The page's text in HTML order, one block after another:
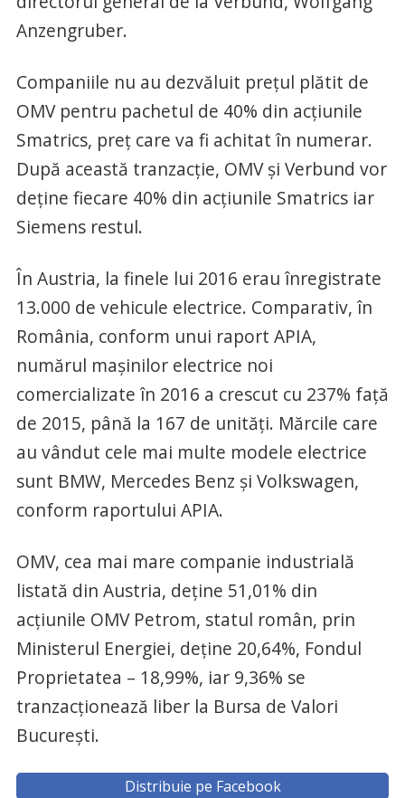
Anzengruber.
Companiile nu au dezvăluit preţul plătit de
OMV pentru pachetul de 40% din acţiunile
Smatrics, preţ care va fi achitat în numerar.
După această tranzacţie, OMV şi Verbund vor
deţine fiecare 40% din acţiunile Smatrics iar
Siemens restul.
În Austria, la finele lui 2016 erau înregistrate
13.000 de vehicule electrice. Comparativ, în
România, conform unui raport APIA,
numărul maşinilor electrice noi
comercializate în 2016 a crescut cu 237% faţă
de 2015, până la 167 de unităţi. Mărcile care
au vândut cele mai multe modele electrice
sunt BMW, Mercedes Benz şi Volkswagen,
conform raportului APIA.
OMV, cea mai mare companie industrială
listată din Austria, deţine 51,01% din
acţiunile OMV Petrom, statul român, prin
Ministerul Energiei, deţine 20,64%, Fondul
Proprietatea – 18,99%, iar 9,36% se
tranzacţionează liber la Bursa de Valori
Bucureşti.
Distribuie pe Facebook